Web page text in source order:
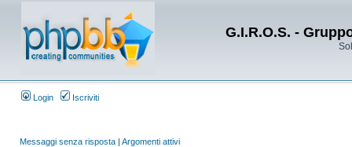
G.I.R.O.S. -
Login Iscriviti
Messaggi senza risposta | Argomenti attivi